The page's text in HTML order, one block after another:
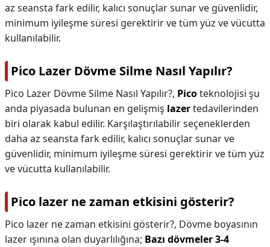
az seansta fark edilir, kalıcı sonuçlar sunar ve güvenlidir,
minimum iyileşme süresi gerektirir ve tüm yüz ve vücutta
kullanılabilir.
Pico Lazer Dövme Silme Nasıl Yapılır?
Pico Lazer Dövme Silme Nasıl Yapılır?, Picoteknolojisi şu
anda piyasada bulunan en gelişmiş lazertedavilerinden
biri olarak kabul edilir. Karşılaştırılabilir seçeneklerden
daha az seansta fark edilir, kalıcı sonuçlar sunar ve
güvenlidir, minimum iyileşme süresi gerektirir ve tüm yüz
ve vücutta kullanılabilir.
Pico lazer ne zaman etkisini gösterir?
Pico lazer ne zaman etkisini gösterir?, Dövme boyasının
lazer ışınına olan duyarlılığına; Bazı dövmeler 3-4